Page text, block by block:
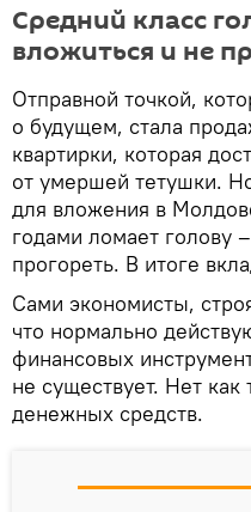
Средний класс
вложиться и не
Отправной точкой,
о будущем, стала
квартирки, которая
от умершей тетушки.
для вложения в
годами ломает голову
прогореть. В итоге
Сами экономисты,
что нормально
финансовых
не существует. Нет
денежных средств.